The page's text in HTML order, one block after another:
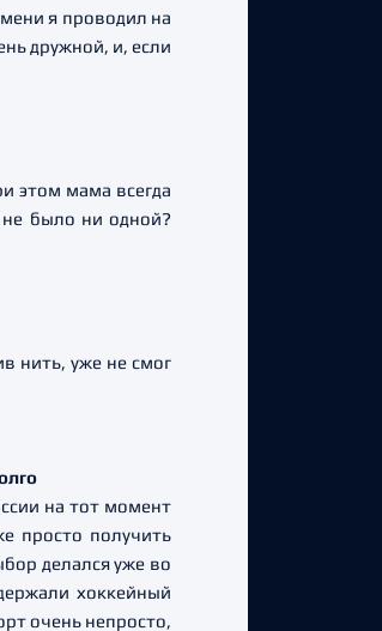
я проводил на
дружной, и, если
этом мама всегда
не было ни одной?
нить, уже не смог
на тот момент
просто получить
делался уже во
хоккейный
очень непросто,